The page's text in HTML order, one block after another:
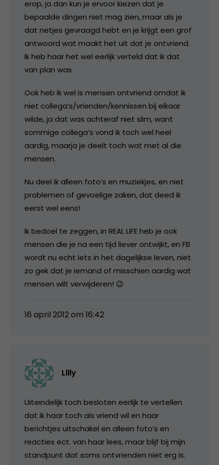
erop, ja dan kun je ervoor kiezen dat je
bepaalde dingen niet mag zien, maar als je
dat netjes gevraagd hebt en je krijgt een grof
antwoord wat maakt het uit dat je ontvriend.
Ik heb haar het wel eerlijk verteld dat ik dat
van plan was
Ook heb ik wel is mensen ontvriend omdat ik
niet collega’s/vrienden/kennissen bij elkaar
wilde, ja dat was achteraf niet slim, want
sommige collega’s vond ik toch wel heel
aardig, maarja je deelt toch wat met al die
mensen.
Nu deel ik alleen foto’s en muziekjes, en niet
problemen of gevoelige zaken, dat deed ik
eerst wel eens!
Ik bedoel te zeggen, in REAL LIFE heb je ook
mensen die je na een tijd liever ontwijkt, en FB
wordt nu echt iets in het dagelijkse leven, niet
zo gek dat je iemand of misschien aardig wat
mensen wilt verwijderen! 😉
16 april 2012 om 16:42
Lilly
Uiteindelijk toch besloten eerlijk te vertellen
dat ik haar toch als vriend wil en haar
berichtjes uitschakel en alleen foto’s en
reacties ect. van haar lees, maar blijf bij mijn
standpunt dat soms ontvrienden niet erg is.